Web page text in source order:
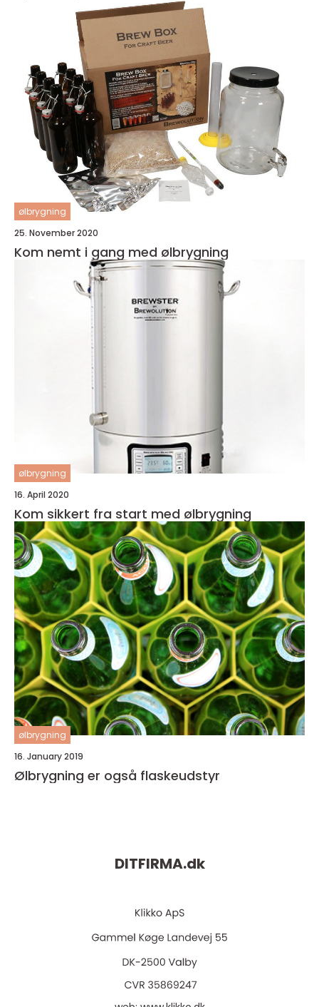
ølbrygning
25. November 2020
Kom nemt i gang med ølbrygning
ølbrygning
16. April 2020
Kom sikkert fra start med ølbrygning
ølbrygning
16. January 2019
Ølbrygning er også flaskeudstyr
DITFIRMA.dk